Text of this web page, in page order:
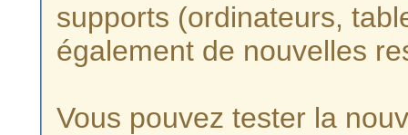
supports (ordinateurs,
également de nouvelles
Vous pouvez tester la